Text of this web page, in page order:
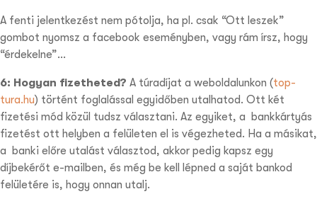
A fenti jelentkezést nem pótolja, ha pl. csak “Ott leszek”
gombot nyomsz a facebook eseményben, vagy rám írsz, hogy
“érdekelne”…
6: Hogyan fizetheted? A túradíjat a weboldalunkon (top-
tura.hu) történt foglalással egyidőben utalhatod. Ott két
fizetési mód közül tudsz választani. Az egyiket, a
bankkártyás
fizetést ott helyben a felületen el is végezheted. Ha a másikat,
a
banki előre utalást választod, akkor pedig kapsz egy
díjbekérőt e-mailben, és még be kell lépned a saját bankod
felületére is, hogy onnan utalj.